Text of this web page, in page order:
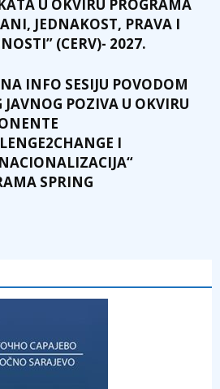
U OKVIRU PROGRAMA
JEDNAKOST, PRAVA I
(CERV)- 2027.
INFO SESIJU POVODOM
JAVNOG POZIVA U OKVIRU
I
SPRING